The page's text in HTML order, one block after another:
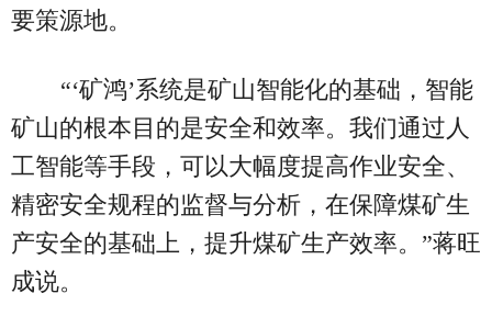
要策源地。
“‘矿鸿’系统是矿山智能化的基础，智能
矿山的根本目的是安全和效率。我们通过人
工智能等手段，可以大幅度提高作业安全、
精密安全规程的监督与分析，在保障煤矿生
产安全的基础上，提升煤矿生产效率。”蒋旺
成说。